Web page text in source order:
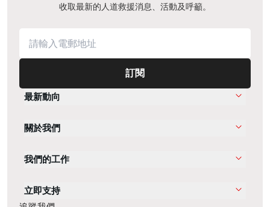
收取最新的人道救援消息、活動及呼籲。
訂閱
最新動向
關於我們
我們的工作
立即支持